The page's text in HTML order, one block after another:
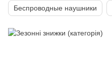
Беспроводные наушники